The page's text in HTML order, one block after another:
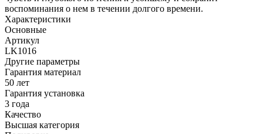
воспоминания о нем в течении долгого времени.
Характеристики
Основные
Артикул
LK1016
Другие параметры
Гарантия материал
50 лет
Гарантия установка
3 года
Качество
Высшая категория